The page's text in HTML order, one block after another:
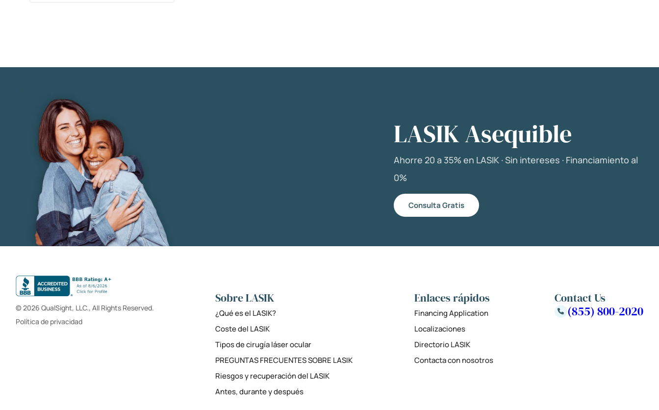
LASIK Asequible
Ahorre 20 a 35% en LASIK · Sin intereses · Financiamiento al
0%
Consulta Gratis
© 2026 QualSight, LLC., All Rights Reserved.
Política de privacidad
Sobre LASIK
¿Qué es el LASIK?
Coste del LASIK
Tipos de cirugía láser ocular
PREGUNTAS FRECUENTES SOBRE LASIK
Riesgos y recuperación del LASIK
Antes, durante y después
Enlaces rápidos
Financing Application
Localizaciones
Directorio LASIK
Contacta con nosotros
Contact Us
(855) 800-2020